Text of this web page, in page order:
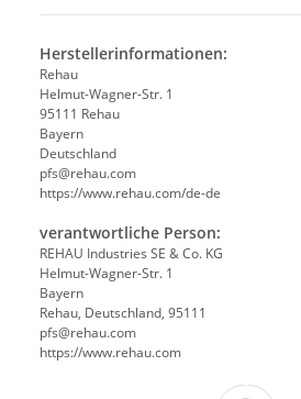
Herstellerinformationen:
Rehau
Helmut-Wagner-Str. 1
95111 Rehau
Bayern
Deutschland
pfs@rehau.com
https://www.rehau.com/de-de
verantwortliche Person:
REHAU Industries SE & Co. KG
Helmut-Wagner-Str. 1
Bayern
Rehau, Deutschland, 95111
pfs@rehau.com
https://www.rehau.com